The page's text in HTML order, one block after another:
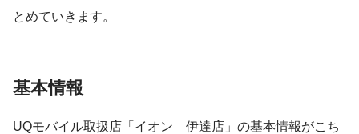
とめていきます。
基本情報
UQモバイル取扱店「イオン 伊達店」の基本情報がこち